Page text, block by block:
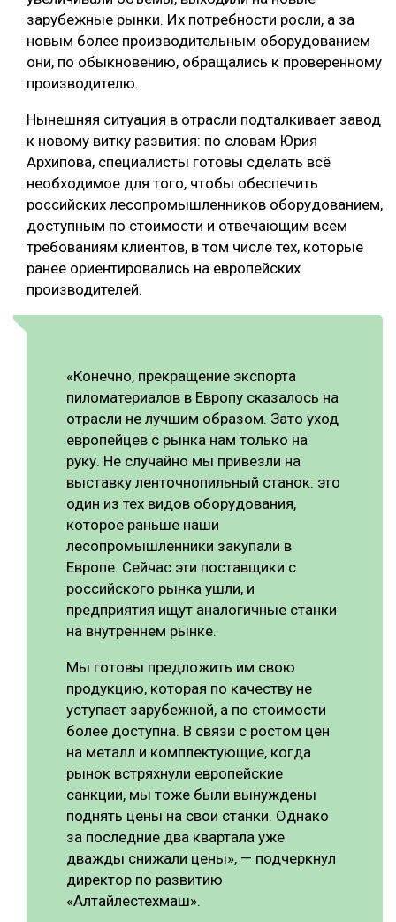
зарубежные рынки. Их потребности росли, а за
новым более производительным оборудованием
они, по обыкновению, обращались к проверенному
производителю.
Нынешняя ситуация в отрасли подталкивает завод
к новому витку развития: по словам Юрия
Архипова, специалисты готовы сделать всё
необходимое для того, чтобы обеспечить
российских лесопромышленников оборудованием,
доступным по стоимости и отвечающим всем
требованиям клиентов, в том числе тех, которые
ранее ориентировались на европейских
производителей.
«Конечно, прекращение экспорта
пиломатериалов в Европу сказалось на
отрасли не лучшим образом. Зато уход
европейцев с рынка нам только на
руку. Не случайно мы привезли на
выставку ленточнопильный станок: это
один из тех видов оборудования,
которое раньше наши
лесопромышленники закупали в
Европе. Сейчас эти поставщики с
российского рынка ушли, и
предприятия ищут аналогичные станки
на внутреннем рынке.
Мы готовы предложить им свою
продукцию, которая по качеству не
уступает зарубежной, а по стоимости
более доступна. В связи с ростом цен
на металл и комплектующие, когда
рынок встряхнули европейские
санкции, мы тоже были вынуждены
поднять цены на свои станки. Однако
за последние два квартала уже
дважды снижали цены», — подчеркнул
директор по развитию
«Алтайлестехмаш».